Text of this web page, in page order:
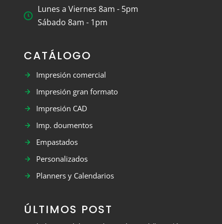
Lunes a Viernes 8am - 5pm
Sábado 8am - 1pm
CATÁLOGO
Impresión comercial
Impresión gran formato
Impresión CAD
Imp. doumentos
Empastados
Personalizados
Planners y Calendarios
ÚLTIMOS POST